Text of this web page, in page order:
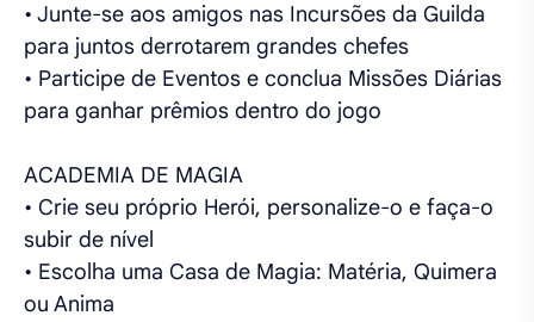
• Junte-se aos amigos nas Incursões da Guilda
para juntos derrotarem grandes chefes
• Participe de Eventos e conclua Missões Diárias
para ganhar prêmios dentro do jogo
ACADEMIA DE MAGIA
• Crie seu próprio Herói, personalize-o e faça-o
subir de nível
• Escolha uma Casa de Magia: Matéria, Quimera
ou Anima